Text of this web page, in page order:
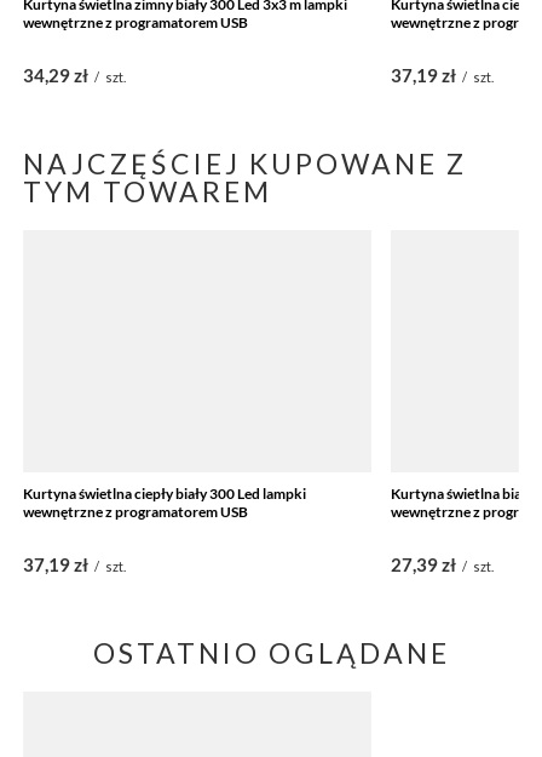
Kurtyna świetlna zimny biały 300 Led 3x3 m lampki
wewnętrzne z programatorem USB
34,29 zł / szt.
Kurtyna świetlna
wewnętrzne z
37,19 zł / szt.
NAJCZĘŚCIEJ KUPOWANE Z
TYM TOWAREM
Kurtyna świetlna ciepły biały 300 Led lampki
wewnętrzne z programatorem USB
37,19 zł / szt.
Kurtyna świetlna biały
wewnętrzne z
27,39 zł / szt.
OSTATNIO OGLĄDANE